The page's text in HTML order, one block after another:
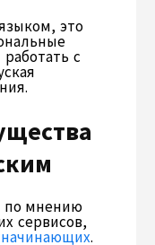
это
с
по мнению
сервисов,
начинающих.